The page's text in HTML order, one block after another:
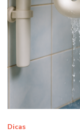
Dicas